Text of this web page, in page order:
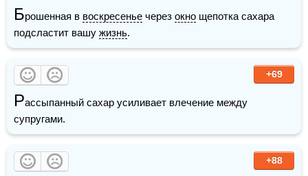
Брошенная в воскресенье через окно щепотка сахара
подсластит вашу жизнь.
+69
Рассыпанный сахар усиливает влечение между
супругами.
+88